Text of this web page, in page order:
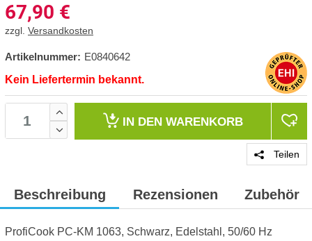
67,90 €
zzgl. Versandkosten
Artikelnummer: E0840642
Kein Liefertermin bekannt.
IN DEN WARENKORB
Teilen
Beschreibung Rezensionen Zubehör
ProfiCook PC-KM 1063, Schwarz, Edelstahl, 50/60 Hz